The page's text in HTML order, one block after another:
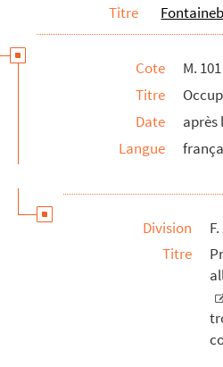
Titre
Cote
M. 101
Titre
Date
après
Langue
Division
Titre